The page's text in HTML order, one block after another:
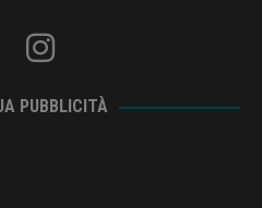
PUBBLICITÀ